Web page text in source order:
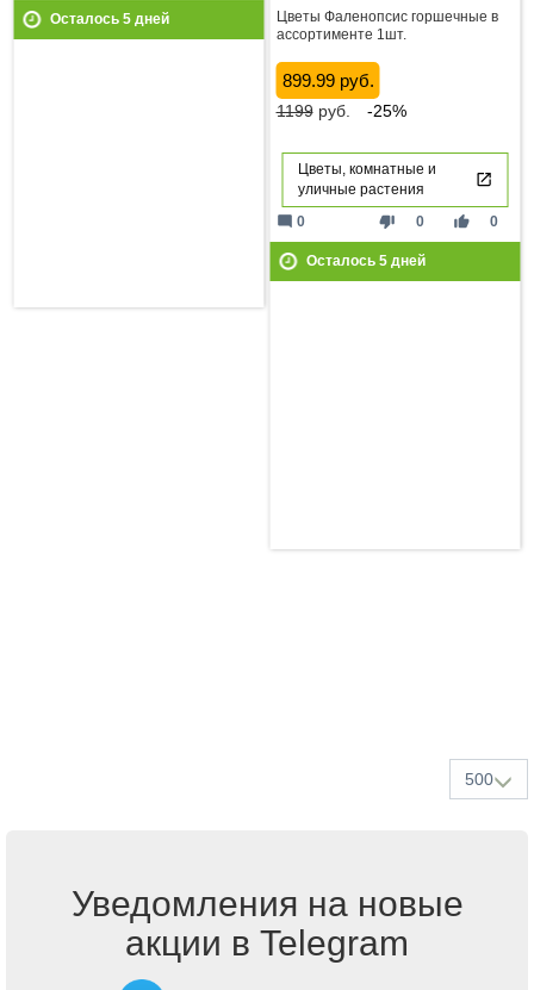
Осталось 5дней
Цветы Фаленопсис горшечные в
ассортименте 1шт.
899.99 руб.
1199руб. -25%
Цветы, комнатные и
уличные растения
thumb_down 0 thumb_up 0
mode_comment 0
Осталось 5дней
500
Уведомления на новые
акции в Telegram